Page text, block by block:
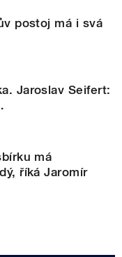
postoj má i svá
Jaroslav Seifert:
má
říká Jaromír